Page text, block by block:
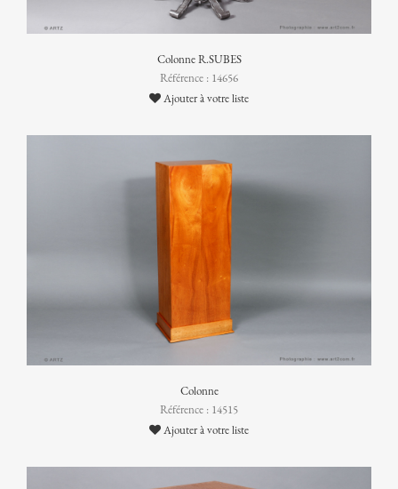
Colonne R.SUBES
Référence : 14656
Ajouter à votre liste
Colonne
Référence : 14515
Ajouter à votre liste